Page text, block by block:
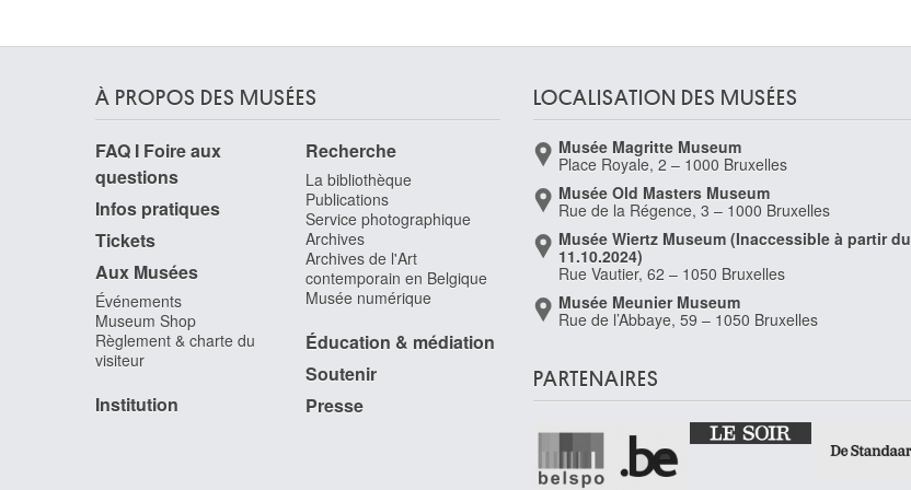
À PROPOS DES MUSÉES
FAQ I Foire aux
questions
Infos pratiques
Tickets
Aux Musées
Événements
Museum Shop
Règlement & charte du
visiteur
Institution
Recherche
La bibliothèque
Publications
Service photographique
Archives
Archives de l'Art
contemporain en Belgique
Musée numérique
Éducation & médiation
Soutenir
Presse
LOCALISATION DES MUSÉES
Musée Magritte Museum
Place Royale, 2 – 1000 Bruxelles
Musée Old Masters Museum
Rue de la Régence, 3 – 1000 Bruxelles
Musée Wiertz Museum (Inaccessible à partir du
11.10.2024)
Rue Vautier, 62 – 1050 Bruxelles
Musée Meunier Museum
Rue de l’Abbaye, 59 – 1050 Bruxelles
PARTENAIRES